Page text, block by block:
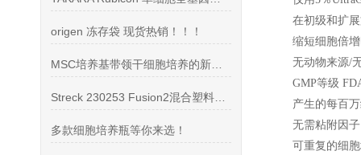
origen 冻存袋 现货热销！！！
多款细胞培养瓶等你来选！
在初级和扩
缩短细胞倍
无动物来源/
GMP等级
产生的每百
无需粘附因子
可重复的细